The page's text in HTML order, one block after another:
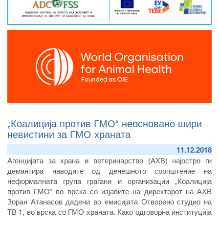
„Коалиција против ГМО“ неосновано шири
невистини за ГМО храната
11.12.2018
Агенцијата за храна и ветеринарство (АХВ) најостро ги
демантира наводите од денешното соопштение на
неформалната група граѓани и организации „Коалиција
против ГМО“ во врска со изјавите на директорот на АХВ
Зоран Атанасов дадени во емисијата Отворено студио на
ТВ 1, во врска со ГМО храната. Како одговорна институција